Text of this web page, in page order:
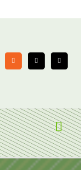
Rss X Email